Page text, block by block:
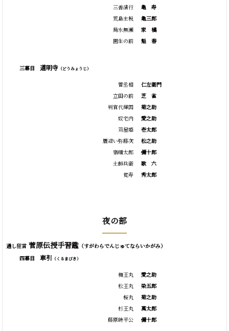
三善清行
荒島主税
局水無瀬
園生の前
亀
寿
亀三郎
家
橘
魁
春
三幕目 道明寺（どうみょうじ）
菅丞相
立田の前
判官代輝国
奴宅内
苅屋姫
贋迎い弥藤次
宿禰太郎
土師兵衛
覚寿
仁左衛門
芝
雀
菊之助
愛之助
壱太郎
松之助
彌十郎
歌
六
秀太郎
夜の部
通し狂言菅原伝授手習鑑（すがわらでんじゅてならいかがみ）
四幕目 車引 （くるまびき）
梅王丸
松王丸
桜丸
杉王丸
藤原時平公
愛之助
染五郎
菊之助
萬太郎
彌十郎